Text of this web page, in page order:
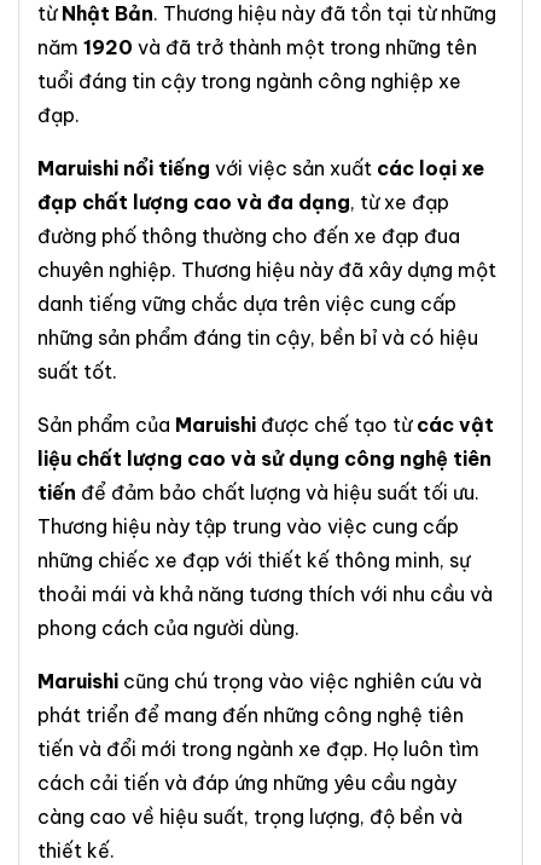
từ Nhật Bản. Thương hiệu này đã tồn tại từ những
năm 1920 và đã trở thành một trong những tên
tuổi đáng tin cậy trong ngành công nghiệp xe
đạp.
Maruishi nổi tiếng với việc sản xuất các loại xe
đạp chất lượng cao và đa dạng, từ xe đạp
đường phố thông thường cho đến xe đạp đua
chuyên nghiệp. Thương hiệu này đã xây dựng một
danh tiếng vững chắc dựa trên việc cung cấp
những sản phẩm đáng tin cậy, bền bỉ và có hiệu
suất tốt.
Sản phẩm của Maruishi được chế tạo từ các vật
liệu chất lượng cao và sử dụng công nghệ tiên
tiến để đảm bảo chất lượng và hiệu suất tối ưu.
Thương hiệu này tập trung vào việc cung cấp
những chiếc xe đạp với thiết kế thông minh, sự
thoải mái và khả năng tương thích với nhu cầu và
phong cách của người dùng.
Maruishi cũng chú trọng vào việc nghiên cứu và
phát triển để mang đến những công nghệ tiên
tiến và đổi mới trong ngành xe đạp. Họ luôn tìm
cách cải tiến và đáp ứng những yêu cầu ngày
càng cao về hiệu suất, trọng lượng, độ bền và
thiết kế.